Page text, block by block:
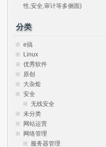
性,安全,审计等多侧面)
分类
e搞
Linux
优秀软件
原创
大杂烩
安全
无线安全
未分类
网站运营
网络管理
服务器管理